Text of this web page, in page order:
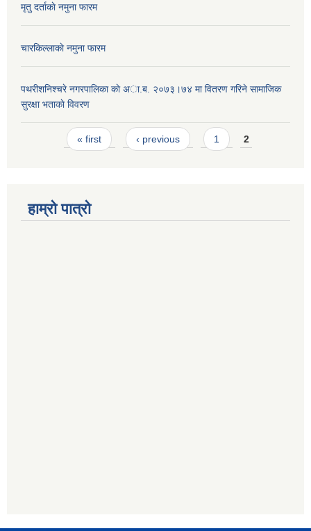
मृतु दर्ताकाे नमुना फारम
चारकिल्लाकाे नमुना फारम
पथरीशनिश्चरे नगरपालिका काे अा.ब. २०७३।७४ मा वितरण गरिने सामाजिक
सुरक्षा भताकाे विवरण
Pages« first ‹ previous 1 2
हाम्रो पात्रो